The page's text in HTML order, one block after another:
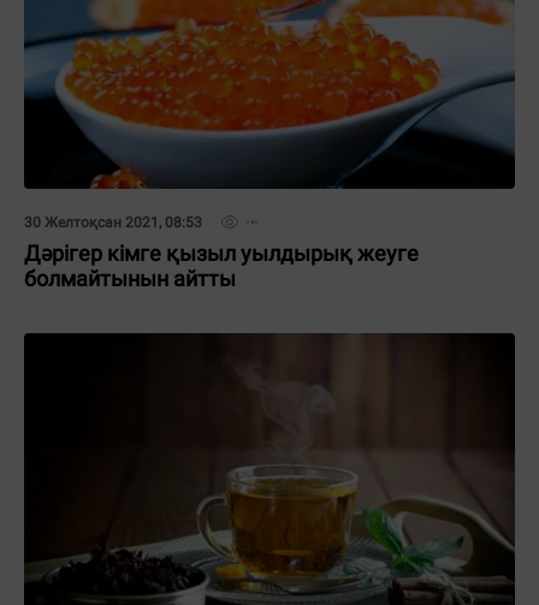
30 Желтоқсан 2021, 08:53
Дәрігер кімге қызыл уылдырық жеуге
болмайтынын айтты